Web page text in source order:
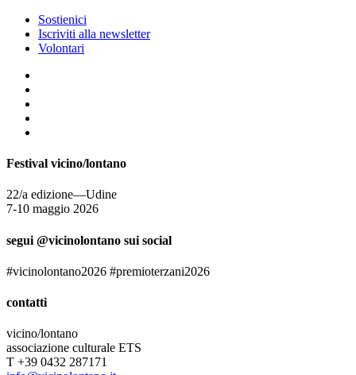
Sostienici
Iscriviti alla newsletter
Volontari
Festival vicino/lontano
22/a edizione—Udine
7-10 maggio 2026
segui @vicinolontano sui social
#vicinolontano2026 #premioterzani2026
contatti
vicino/lontano
associazione culturale ETS
T +39 0432 287171